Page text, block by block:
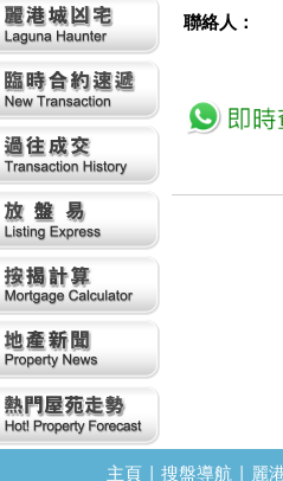
聯絡人：
主頁 | 搜盤導航 | 麗